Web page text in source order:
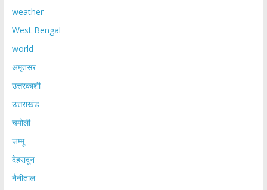
weather
West Bengal
world
अमृतसर
उत्तरकाशी
उत्तराखंड
चमोली
जम्मू
देहरादून
नैनीताल